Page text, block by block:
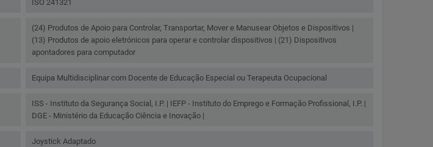
ISO 241321
(24) Produtos de Apoio para Controlar, Transportar, Mover e Manusear Objetos e Dispositivos |
(13) Produtos de apoio eletrónicos para operar e controlar dispositivos | (21) Dispositivos
apontadores para computador
Equipa Multidisciplinar com Docente de Educação Especial ou Terapeuta Ocupacional
ISS - Instituto da Segurança Social, I.P. | IEFP - Instituto do Emprego e Formação Profissional, I.P. |
DGE - Ministério da Educação Ciência e Inovação |
Joystick Adaptado